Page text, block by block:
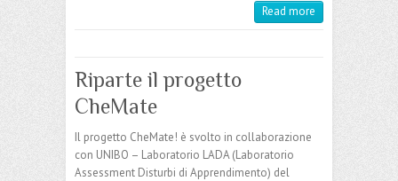
Read more
Riparte il progetto
CheMate
Il progetto CheMate! è svolto in collaborazione
con UNIBO – Laboratorio LADA (Laboratorio
Assessment Disturbi di Apprendimento) del